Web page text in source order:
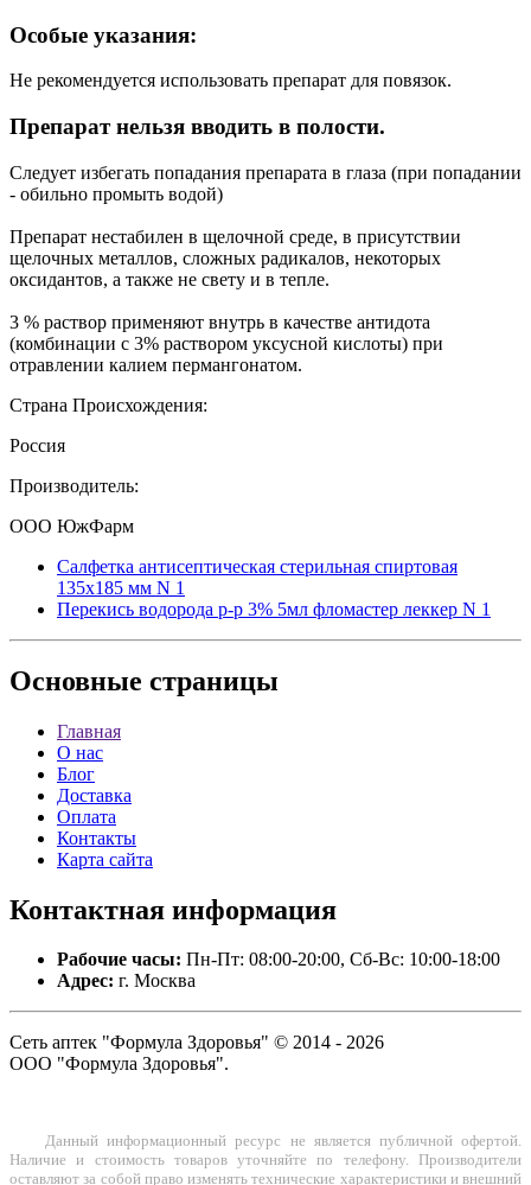
Особые указания:
Не рекомендуется использовать препарат для повязок.
Препарат нельзя вводить в полости.
Следует избегать попадания препарата в глаза (при попадании
- обильно промыть водой)
Препарат нестабилен в щелочной среде, в присутствии
щелочных металлов, сложных радикалов, некоторых
оксидантов, а также не свету и в тепле.
3 % раствор применяют внутрь в качестве антидота
(комбинации с 3% раствором уксусной кислоты) при
отравлении калием пермангонатом.
Страна Происхождения:
Россия
Производитель:
ООО ЮжФарм
Салфетка антисептическая стерильная спиртовая
135х185 мм N 1
Перекись водорода р-р 3% 5мл фломастер леккер N 1
Основные страницы
Главная
О нас
Блог
Доставка
Оплата
Контакты
Карта сайта
Контактная информация
Рабочие часы: Пн-Пт: 08:00-20:00, Сб-Вс: 10:00-18:00
Адрес: г. Москва
Сеть аптек "Формула Здоровья" © 2014 - 2026
ООО "Формула Здоровья".
Данный информационный ресурс не является публичной офертой.
Наличие и стоимость товаров уточняйте по телефону. Производители
оставляют за собой право изменять технические характеристики и внешний